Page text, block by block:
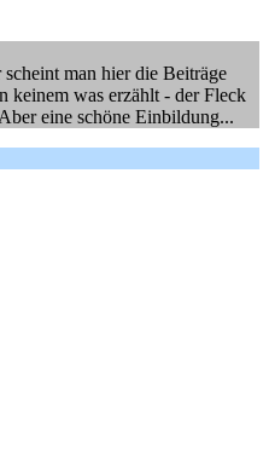
man hier die Beiträge
keinem was erzählt - der Fleck
eine schöne Einbildung...